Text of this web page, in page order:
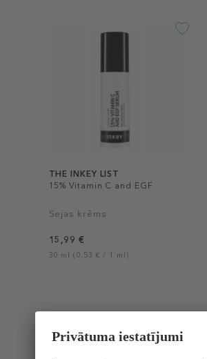
THE INKEY LIST
15% Vitamin C and EGF
Sejas krēms
15,99 €
30 ml (0,53 € / 1 ml)